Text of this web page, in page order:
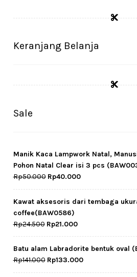
Keranjang Belanja
Sale
Manik Kaca Lampwork Natal,
Pohon Natal Clear isi 3 pcs
Rp50.000 Original
price
was:
Rp50.000.
Rp40.000Current
price
is:
Kawat aksesoris dari tembaga
coffee(BAW0586)
Rp24.500 Original
price
was:
Rp24.500.
Rp21.000Current
price
is:
Rp21.000.
Batu alam Labradorite bentuk oval
Rp141.000 Original
price
Rp133.000Current
price